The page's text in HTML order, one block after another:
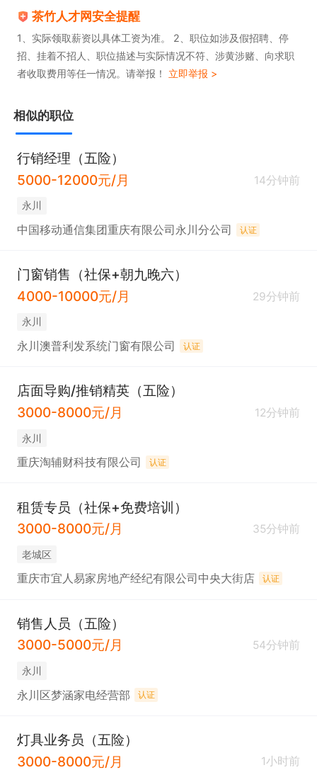
茶竹人才网安全提醒
1、实际领取薪资以具体工资为准。 2、职位如涉及假招聘、停
招、挂着不招人、职位描述与实际情况不符、涉黄涉赌、向求职
者收取费用等任一情况。请举报！ 立即举报 >
相似的职位
行销经理（五险）
5000-12000元/月
14分钟前
永川
中国移动通信集团重庆有限公司永川分公司 认证
门窗销售（社保+朝九晚六）
4000-10000元/月
29分钟前
永川
永川澳普利发系统门窗有限公司 认证
店面导购/推销精英（五险）
3000-8000元/月
12分钟前
永川
重庆淘辅财科技有限公司 认证
租赁专员（社保+免费培训）
3000-8000元/月
35分钟前
老城区
重庆市宜人易家房地产经纪有限公司中央大街店 认证
销售人员（五险）
3000-5000元/月
54分钟前
永川
永川区梦涵家电经营部 认证
灯具业务员（五险）
3000-8000元/月
1小时前